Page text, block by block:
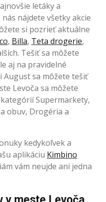
letáky a
nájdete všetky akcie
si pozrieť aktuálne
, Billa, Teta drogerie,
Tešiť sa môžete
aj na pravidelné
August sa môžete tešiť
Levoča sa môžete
Supermarkety,
obuv, Drogéria a
kedykoľvek a
aplikáciu Kimbino
vám neujde ani jedna